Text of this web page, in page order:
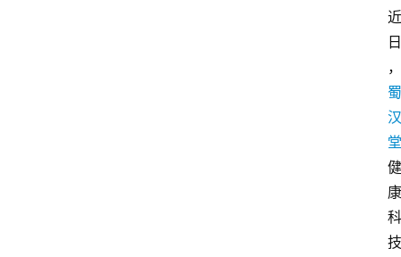
近
日
，
蜀
汉
堂
健
康
科
技